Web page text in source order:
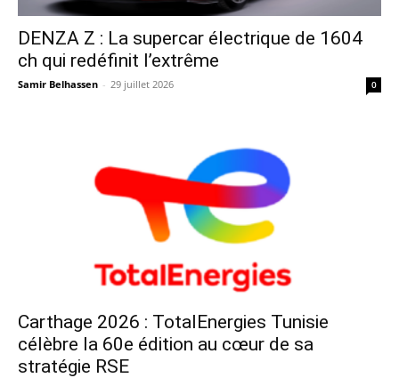
DENZA Z : La supercar électrique de 1604
ch qui redéfinit l’extrême
Samir Belhassen - 29 juillet 2026 0
Carthage 2026 : TotalEnergies Tunisie
célèbre la 60e édition au cœur de sa
stratégie RSE